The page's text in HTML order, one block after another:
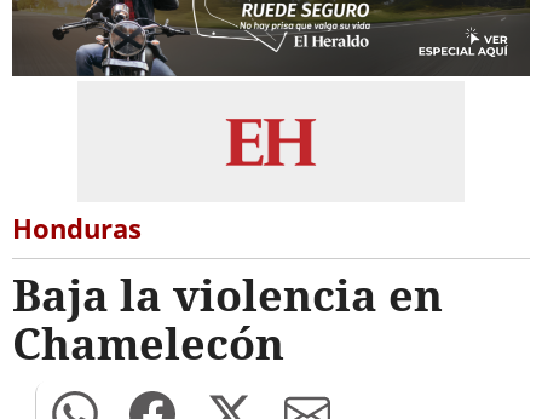
Honduras
Baja la violencia en
Chamelecón